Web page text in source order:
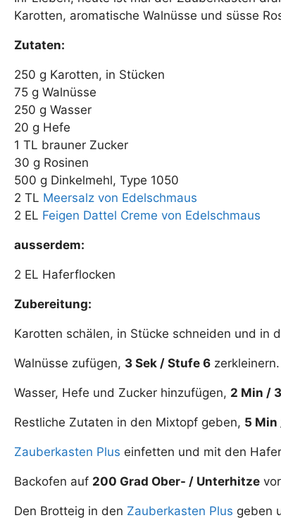
Karotten, aromatische Walnüsse und süsse
Zutaten:
250 g Karotten, in Stücken
75 g Walnüsse
250 g Wasser
20 g Hefe
1 TL brauner Zucker
30 g Rosinen
500 g Dinkelmehl, Type 1050
2 TL Meersalz von Edelschmaus
2 EL Feigen Dattel Creme von Edelschmaus
ausserdem:
2 EL Haferflocken
Zubereitung:
Karotten schälen, in Stücke schneiden und in
Walnüsse zufügen, 3 Sek / Stufe 6 zerkleinern.
Wasser, Hefe und Zucker hinzufügen, 2 Min /
Restliche Zutaten in den Mixtopf geben, 5
Zauberkasten Plus einfetten und mit den
Backofen auf 200 Grad Ober- / Unterhitze
Den Brotteig in den Zauberkasten Plus geben